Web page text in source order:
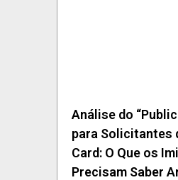
Análise do
para Solicitantes
Card: O Que os
Precisam Saber